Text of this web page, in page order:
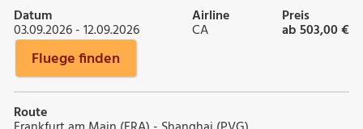
Datum
03.09.2026 - 12.09.2026
Airline
CA
Preis
ab 503,00 €
Fluege finden
Route